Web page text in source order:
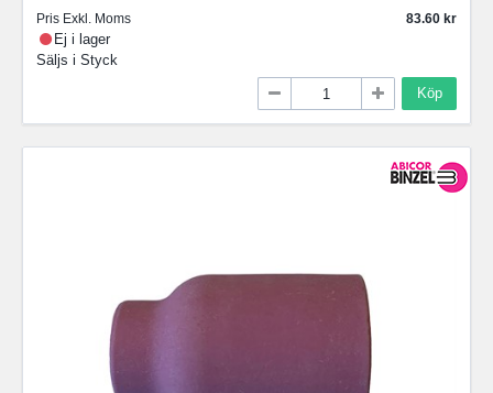
Pris Exkl. Moms
83.60
Ej i lager
Säljs i Styck
Köp